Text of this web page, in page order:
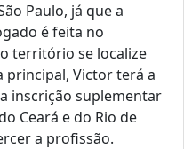
Paulo, já que a
é feita no
território se localize
principal, Victor terá a
inscrição suplementar
Ceará e do Rio de
a profissão.